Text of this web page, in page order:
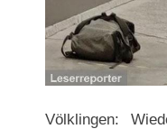
Völklingen: